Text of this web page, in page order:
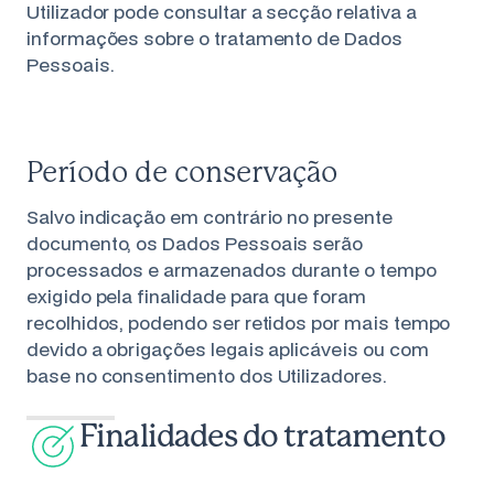
Utilizador pode consultar a secção relativa a
informações sobre o tratamento de Dados
Pessoais.
Período de conservação
Salvo indicação em contrário no presente
documento, os Dados Pessoais serão
processados e armazenados durante o tempo
exigido pela finalidade para que foram
recolhidos, podendo ser retidos por mais tempo
devido a obrigações legais aplicáveis ou com
base no consentimento dos Utilizadores.
Finalidades do tratamento